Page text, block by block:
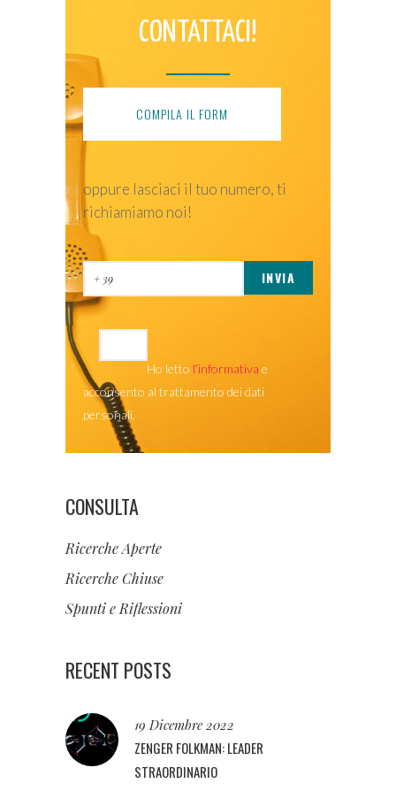
CONTATTACI!
COMPILA IL FORM
oppure lasciaci il tuo numero, ti
richiamiamo noi!
Ho letto l’informativa e
acconsento al trattamento dei dati
personali.
CONSULTA
Ricerche Aperte
Ricerche Chiuse
Spunti e Riflessioni
RECENT POSTS
19 Dicembre 2022
ZENGER FOLKMAN: LEADER
STRAORDINARIO